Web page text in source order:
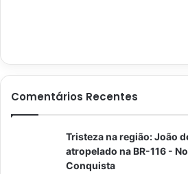
Comentários Recentes
Tristeza na região: João
atropelado na BR-116 -
Conquista